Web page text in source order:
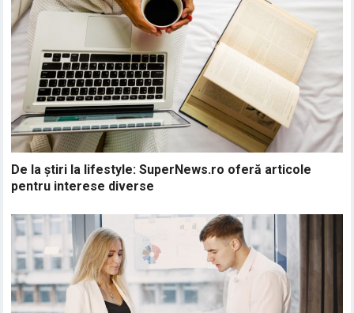
De la știri la lifestyle: SuperNews.ro oferă articole
pentru interese diverse